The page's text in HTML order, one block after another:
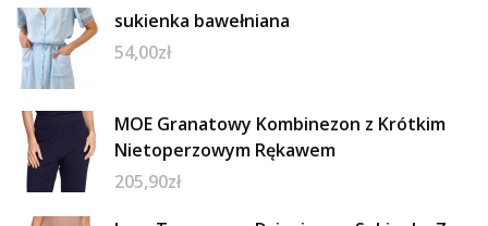
sukienka bawełniana
54,00zł
MOE Granatowy Kombinezon z Krótkim
Nietoperzowym Rękawem
205,90zł